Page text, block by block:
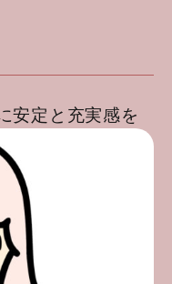
安定と充実感を